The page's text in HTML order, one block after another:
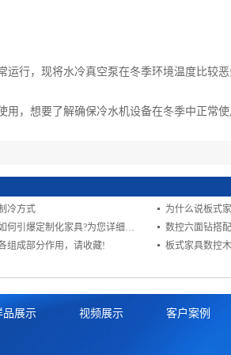
，现将水冷真空泵在冬季环境温度比较恶
要了解确保冷水机设备在冬季中正常使
冷方式
为什么说板式
双工位的四工序开料机如何引爆定制化家具?为您详细解读!
数控六面钻搭
组成部分作用，请收藏!
板式家具数控
品展示 视频展示 客户案例